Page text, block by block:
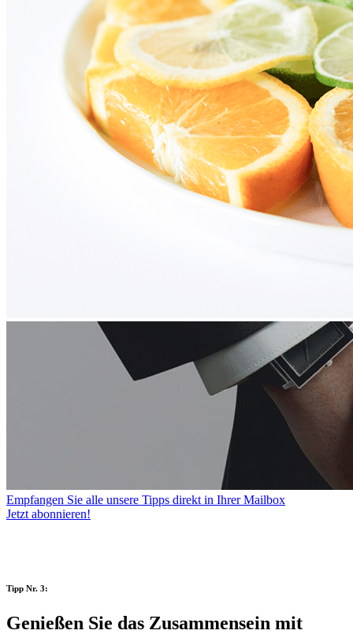
Empfangen Sie alle unsere Tipps direkt in Ihrer Mailbox
Jetzt abonnieren!
Tipp Nr. 3:
Genießen Sie das Zusammensein mit